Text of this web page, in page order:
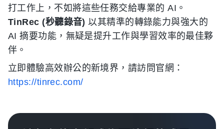
打工作上，不如將這些任務交給專業的 AI。
TinRec (秒聽錄音) 以其精準的轉錄能力與強大的
AI 摘要功能，無疑是提升工作與學習效率的最佳夥
伴。
立即體驗高效辦公的新境界，請訪問官網：
https://tinrec.com/